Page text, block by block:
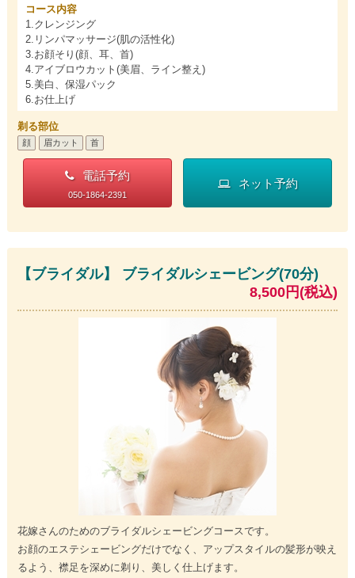
コース内容
1.クレンジング
2.リンパマッサージ(肌の活性化)
3.お顔そり(顔、耳、首)
4.アイブロウカット(美眉、ライン整え)
5.美白、保湿パック
6.お仕上げ
剃る部位
顔 眉カット 首
電話予約
050-1864-2391
ネット予約
【ブライダル】 ブライダルシェービング(70分)
8,500円(税込)
花嫁さんのためのブライダルシェービングコースです。
お顔のエステシェービングだけでなく、アップスタイルの髪形が映え
るよう、襟足を深めに剃り、美しく仕上げます。